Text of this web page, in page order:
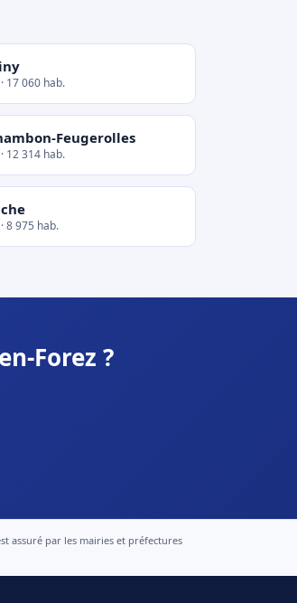
17 060 hab.
Feugerolles
12 314 hab.
8 975 hab.
Forez ?
assuré par les mairies et préfectures